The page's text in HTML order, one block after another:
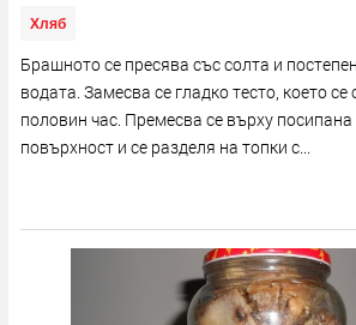
Хляб
Брашното се пресява със солта и
водата. Замесва се гладко тесто, което
половин час. Премесва се върху
повърхност и се разделя на топки с...